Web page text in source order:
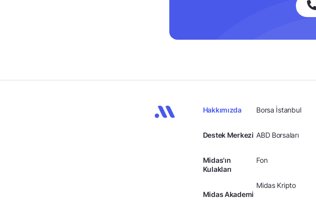
Hakkımızda
Destek Merkezi
Midas'ın
Kulakları
Midas Akademi
Borsa İstanbul
ABD Borsaları
Fon
Midas Kripto